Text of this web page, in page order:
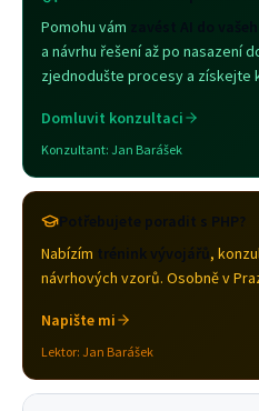
Pomohu vám
zavést AI do
a návrhu řešení až po nasazení
zjednodušte procesy a získejte
Domluvit konzultaci
Konzultant: Jan Barášek
Potřebujete poradit s PHP?
Nabízím trénink vývojářů,
návrhových vzorů. Osobně v
Napište mi
Lektor: Jan Barášek